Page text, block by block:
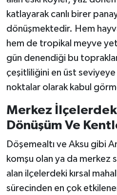
katlayarak canlı birer
dönüşmektedir. Hem
hem de tropikal meyve
gün denendiği bu
çeşitliliğini en üst seviyeye
noktalar olarak kabul
Merkez İlçelerdeki
Dönüşüm Ve
Döşemealtı ve Aksu gibi
komşu olan ya da merkez
alan ilçelerdeki kırsal
sürecinden en çok